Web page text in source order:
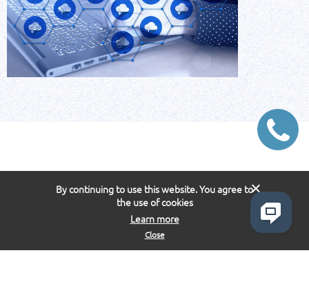
By continuing to use this website. You agree to
the use of cookies
Learn more
Close